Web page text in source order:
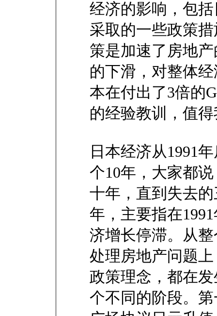
经济的影响，包
采取的一些政策
策是加速了房地
的下滑，对整体
本在付出了3倍的
的经验教训，值
日本经济从1991
个10年，大家都
十年，直到失去
年，主要指在
济增长停滞。从
处理房地产问题
政策理念，都在
个不同的阶段。